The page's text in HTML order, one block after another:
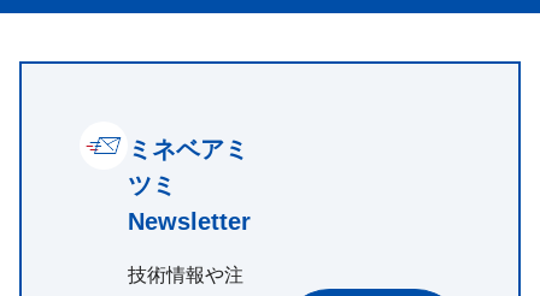
ミネベアミ
ツミ
Newsletter
技術情報や注